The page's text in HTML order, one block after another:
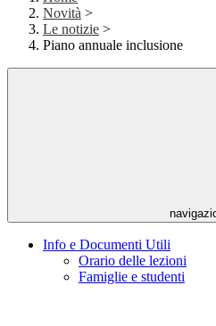
Novità >
Le notizie >
Piano annuale inclusione
Info e Documenti Utili
Orario delle lezioni
Famiglie e studenti